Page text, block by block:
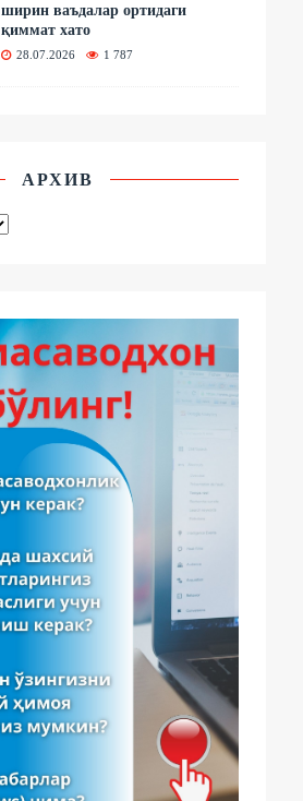
ширин ваъдалар ортидаги
қиммат хато
28.07.2026 1 787
АРХИВ